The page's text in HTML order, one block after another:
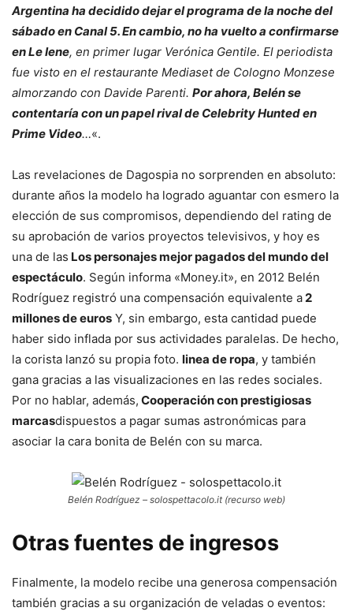
Argentina ha decidido dejar el programa de la noche del
sábado en Canal 5. En cambio, no ha vuelto a confirmarse
en Le Iene, en primer lugar Verónica Gentile. El periodista
fue visto en el restaurante Mediaset de Cologno Monzese
almorzando con Davide Parenti. Por ahora, Belén se
contentaría con un papel rival de Celebrity Hunted en
Prime Video…«.
Las revelaciones de Dagospia no sorprenden en absoluto:
durante años la modelo ha logrado aguantar con esmero la
elección de sus compromisos, dependiendo del rating de
su aprobación de varios proyectos televisivos, y hoy es
una de las Los personajes mejor pagados del mundo del
espectáculo. Según informa «Money.it», en 2012 Belén
Rodríguez registró una compensación equivalente a2
millones de euros Y, sin embargo, esta cantidad puede
haber sido inflada por sus actividades paralelas. De hecho,
la corista lanzó su propia foto. linea de ropa, y también
gana gracias a las visualizaciones en las redes sociales.
Por no hablar, además, Cooperación con prestigiosas
marcasdispuestos a pagar sumas astronómicas para
asociar la cara bonita de Belén con su marca.
Belén Rodríguez – solospettacolo.it (recurso web)
Otras fuentes de ingresos
Finalmente, la modelo recibe una generosa compensación
también gracias a su organización de veladas o eventos: